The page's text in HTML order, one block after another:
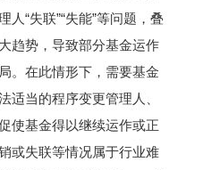
“失联”“失能”等问题，叠
趋势，导致部分基金运作
。在此情形下，需要基金
适当的程序变更管理人、
使基金得以继续运作或正
或失联等情况属于行业难